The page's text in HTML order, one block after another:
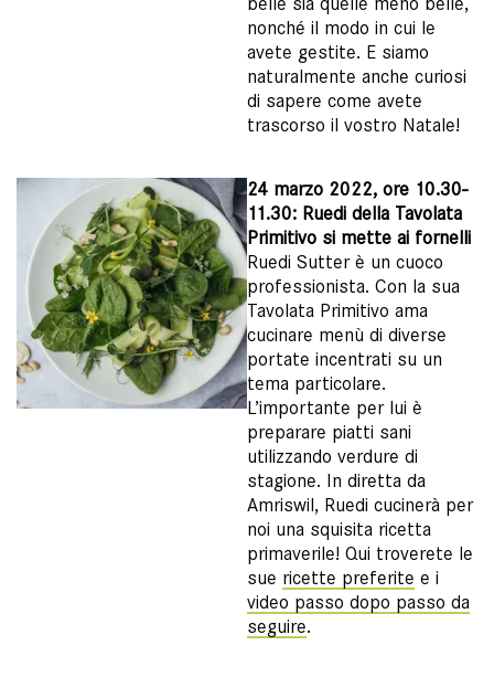
nonché il modo in cui le
avete gestite. E siamo
naturalmente anche curiosi
di sapere come avete
trascorso il vostro Natale!
24 marzo 2022, ore 10.30-
11.30: Ruedi della Tavolata
Primitivo si mette ai fornelli
Ruedi Sutter è un cuoco
professionista. Con la sua
Tavolata Primitivo ama
cucinare menù di diverse
portate incentrati su un
tema particolare.
L’importante per lui è
preparare piatti sani
utilizzando verdure di
stagione. In diretta da
Amriswil, Ruedi cucinerà per
noi una squisita ricetta
primaverile! Qui troverete le
sue ricette preferite e i
video passo dopo passo da
seguire.